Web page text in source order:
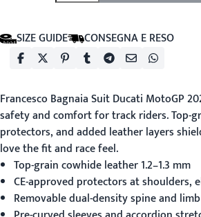
SIZE GUIDE CONSEGNA E RESO
Francesco Bagnaia Suit Ducati MotoGP
safety and comfort for track riders. Top-
protectors, and added leather layers
love the fit and race feel.
Top-grain cowhide leather 1.2–1.3 mm
CE-approved protectors at shoulders,
Removable dual-density spine and